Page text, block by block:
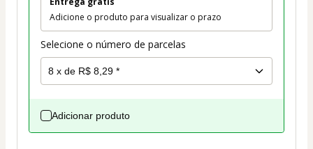
Adicione o produto para visualizar o prazo
Selecione o número de parcelas
Adicionar produto